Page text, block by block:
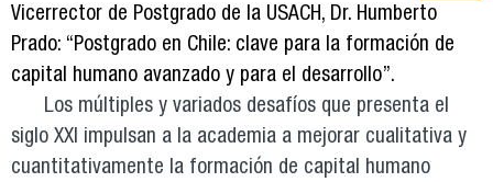
Vicerrector de Postgrado de la USACH, Dr. Humberto
Prado: “Postgrado en Chile: clave para la formación de
capital humano avanzado y para el desarrollo”.
Los múltiples y variados desafíos que presenta el
siglo XXI impulsan a la academia a mejorar cualitativa y
cuantitativamente la formación de capital humano